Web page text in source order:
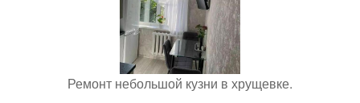
Ремонт небольшой кузни в хрущевке.